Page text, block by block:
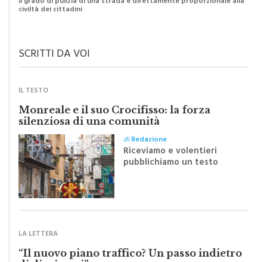
diRaimondo Burgio
SCRITTI DA VOI
IL TESTO
Monreale e il suo Crocifisso: la forza
silenziosa di una comunità
diRedazione
Riceviamo e volentieri
Sapienza all'indomani della
LA LETTERA